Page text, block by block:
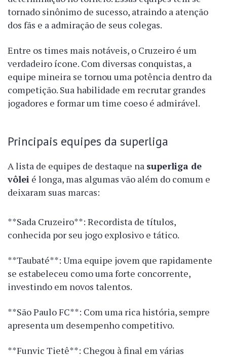
tornado sinônimo de sucesso, atraindo a atenção
dos fãs e a admiração de seus colegas.
Entre os times mais notáveis, o Cruzeiro é um
verdadeiro ícone. Com diversas conquistas, a
equipe mineira se tornou uma potência dentro da
competição. Sua habilidade em recrutar grandes
jogadores e formar um time coeso é admirável.
Principais equipes da superliga
A lista de equipes de destaque na superliga de
vôlei é longa, mas algumas vão além do comum e
deixaram suas marcas:
**Sada Cruzeiro**: Recordista de títulos,
conhecida por seu jogo explosivo e tático.
**Taubaté**: Uma equipe jovem que rapidamente
se estabeleceu como uma forte concorrente,
investindo em novos talentos.
**São Paulo FC**: Com uma rica história, sempre
apresenta um desempenho competitivo.
**Funvic Tietê**: Chegou à final em várias